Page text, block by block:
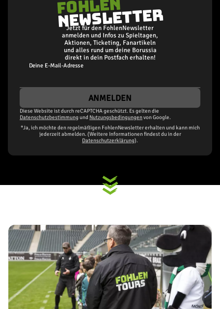
FOHLEN
NEWSLETTER
Jetzt für den FohlenNewsletter
anmelden und Infos zu Spieltagen,
Aktionen, Ticketing, Fanartikeln
und alles rund um deine Borussia
direkt in dein Postfach erhalten!
Deine E-Mail-Adresse
ANMELDEN
Diese Website ist durch reCAPTCHA geschützt. Es gelten die
Datenschutzbestimmung und Nutzungsbedingungenvon Google.
*Ja, ich möchte den regelmäßigen FohlenNewsletter erhalten und kann mich
jederzeit abmelden. (Weitere Informationen findest du in der
Datenschutzerklärung).